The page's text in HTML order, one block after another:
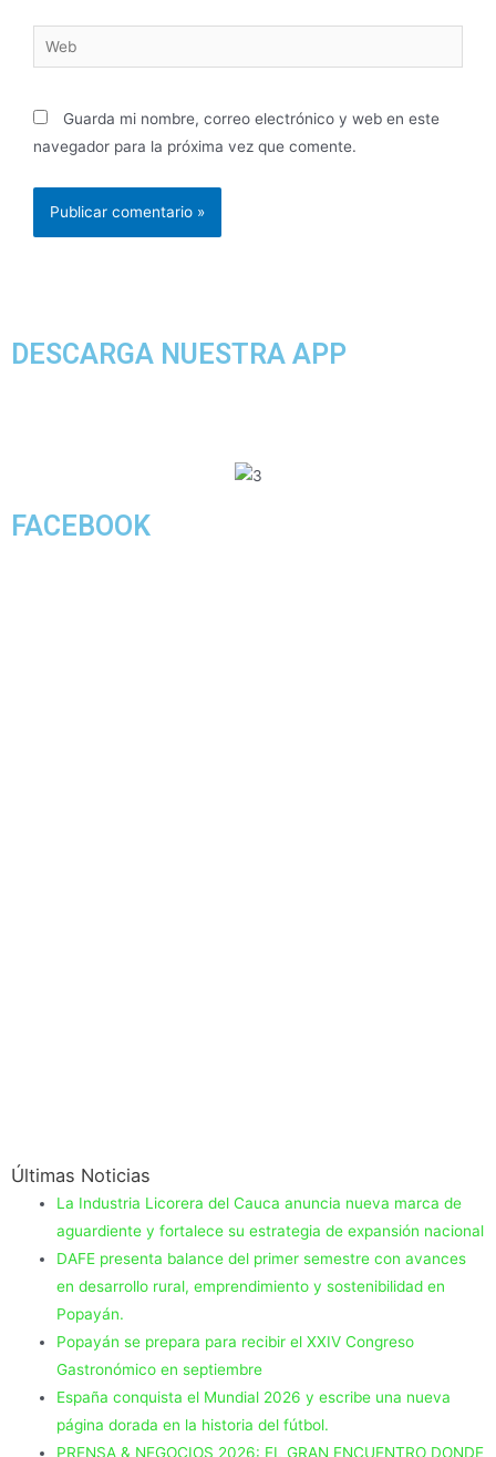
Guarda mi nombre, correo electrónico y web en este
navegador para la próxima vez que comente.
DESCARGA NUESTRA APP
FACEBOOK
Últimas Noticias
La Industria Licorera del Cauca anuncia nueva marca de
aguardiente y fortalece su estrategia de expansión nacional
DAFE presenta balance del primer semestre con avances
en desarrollo rural, emprendimiento y sostenibilidad en
Popayán.
Popayán se prepara para recibir el XXIV Congreso
Gastronómico en septiembre
España conquista el Mundial 2026 y escribe una nueva
página dorada en la historia del fútbol.
PRENSA & NEGOCIOS 2026: EL GRAN ENCUENTRO DONDE